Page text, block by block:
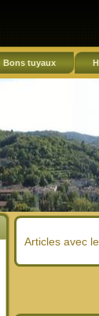
Bons tuyaux
Articles avec